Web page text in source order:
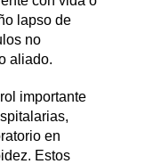
lapso de
no
aliado.
importante
en
Estos